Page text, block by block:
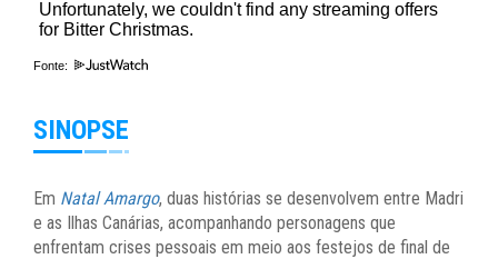
Fonte:
SINOPSE
Em Natal Amargo, duas histórias se desenvolvem entre Madri
e as Ilhas Canárias, acompanhando personagens que
enfrentam crises pessoais em meio aos festejos de final de